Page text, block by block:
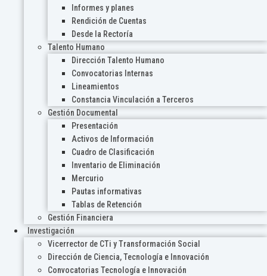
Informes y planes
Rendición de Cuentas
Desde la Rectoría
Talento Humano
Dirección Talento Humano
Convocatorias Internas
Lineamientos
Constancia Vinculación a Terceros
Gestión Documental
Presentación
Activos de Información
Cuadro de Clasificación
Inventario de Eliminación
Mercurio
Pautas informativas
Tablas de Retención
Gestión Financiera
Investigación
Vicerrector de CTi y Transformación Social
Dirección de Ciencia, Tecnología e Innovación
Convocatorias Tecnología e Innovación